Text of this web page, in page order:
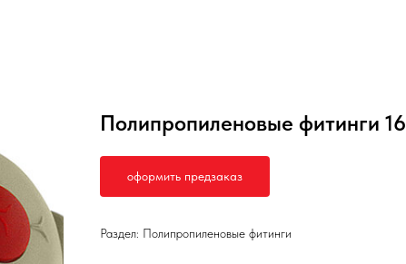
Полипропиленовые фитинги 16
оформить предзаказ
Раздел: Полипропиленовые фитинги